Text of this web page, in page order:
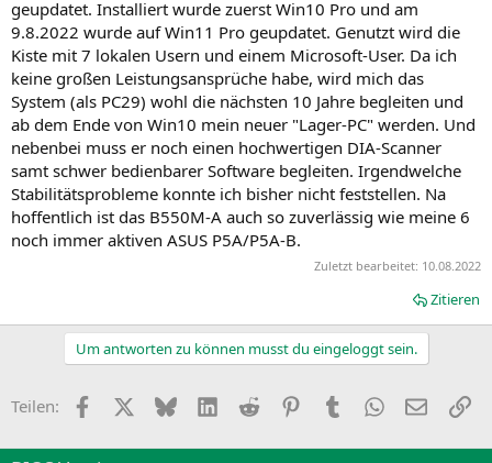
geupdatet. Installiert wurde zuerst Win10 Pro und am
9.8.2022 wurde auf Win11 Pro geupdatet. Genutzt wird die
Kiste mit 7 lokalen Usern und einem Microsoft-User. Da ich
keine großen Leistungsansprüche habe, wird mich das
System (als PC29) wohl die nächsten 10 Jahre begleiten und
ab dem Ende von Win10 mein neuer "Lager-PC" werden. Und
nebenbei muss er noch einen hochwertigen DIA-Scanner
samt schwer bedienbarer Software begleiten. Irgendwelche
Stabilitätsprobleme konnte ich bisher nicht feststellen. Na
hoffentlich ist das B550M-A auch so zuverlässig wie meine 6
noch immer aktiven ASUS P5A/P5A-B.
Zuletzt bearbeitet: 10.08.2022
Zitieren
Um antworten zu können musst du eingeloggt sein.
Teilen: Facebook BlueskyLinkedIn
Reddit PinterestTumblr WhatsApp
E-Mail